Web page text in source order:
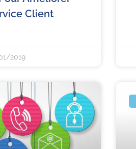
Client
2019